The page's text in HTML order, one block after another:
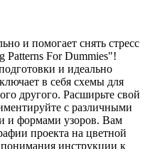
и помогает снять стресс
For Dummies"!
и идеально
в себя схемы для
другого. Расширьте свой
с различными
и формами узоров. Вам
проекта на цветной
инструкции к